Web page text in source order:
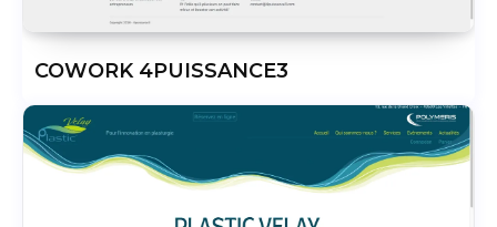
COWORK 4PUISSANCE3